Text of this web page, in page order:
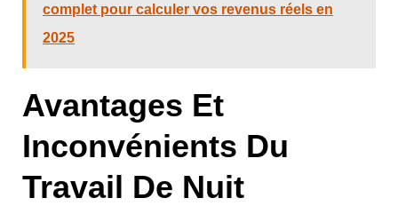
complet pour calculer vos revenus réels en
2025
Avantages Et
Inconvénients Du
Travail De Nuit